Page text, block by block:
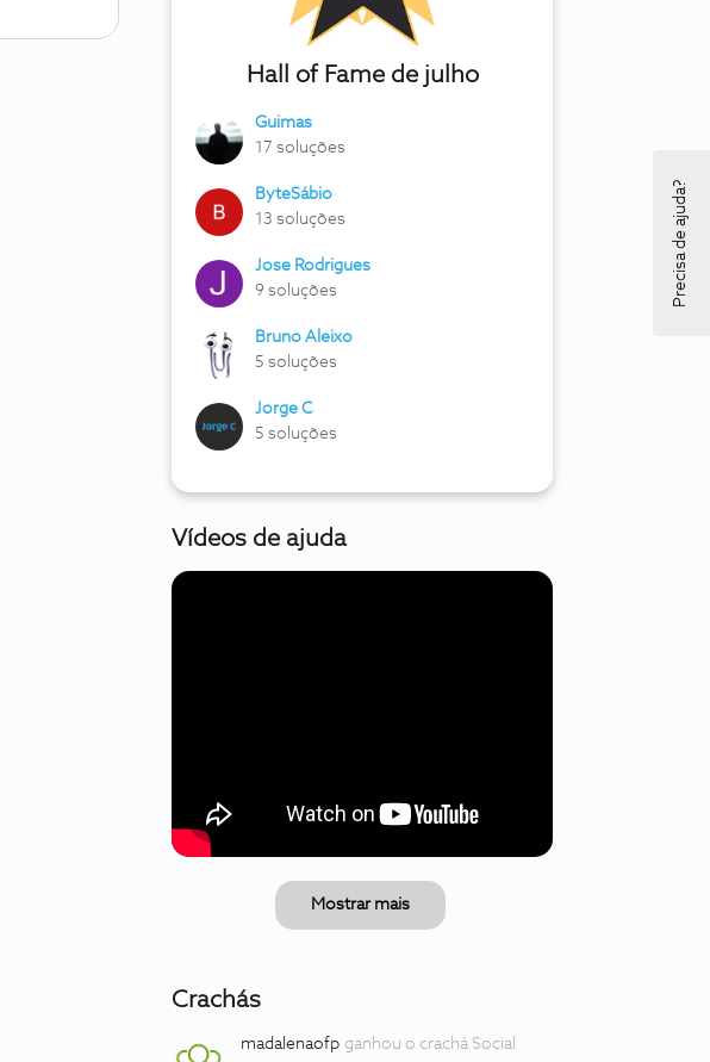
Hall of Fame de julho
Guimas
17 soluções
ByteSábio
13 soluções
Jose Rodrigues
9 soluções
Bruno Aleixo
5 soluções
Jorge C
5 soluções
Vídeos de ajuda
Mostrar mais
Crachás
madalenaofp ganhou o crachá Social
Precisa de ajuda?